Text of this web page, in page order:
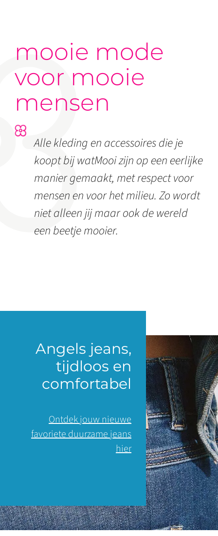
mooie mode
voor mooie
mensen
Alle kleding en accessoires die je
koopt bij watMooi zijn op een eerlijke
manier gemaakt, met respect voor
mensen en voor het milieu. Zo wordt
niet alleen jij maar ook de wereld
een beetje mooier.
Angels jeans,
tijdloos en
comfortabel
Ontdek jouw nieuwe
favoriete duurzame jeans
hier